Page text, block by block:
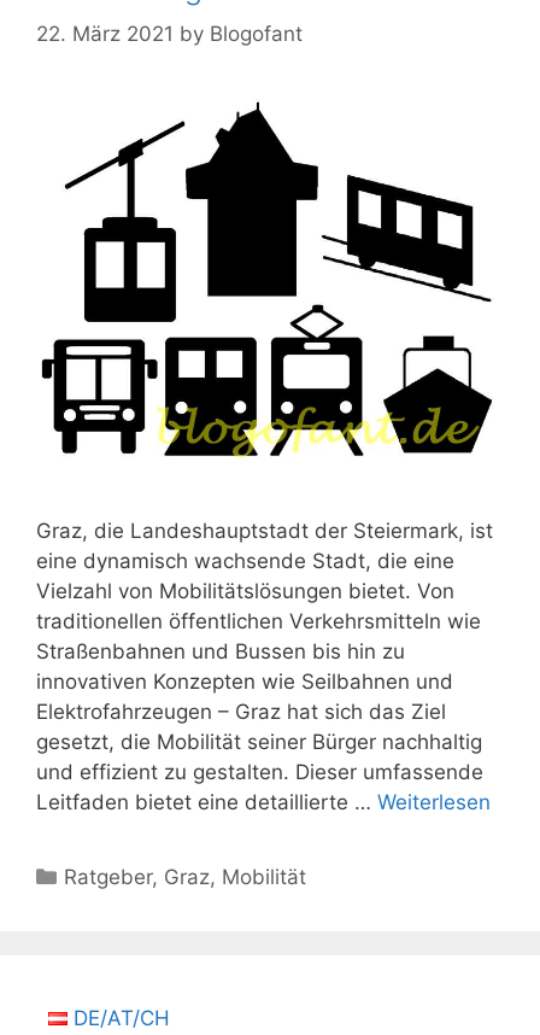
22. März 2021 by Blogofant
Graz, die Landeshauptstadt der Steiermark, ist
eine dynamisch wachsende Stadt, die eine
Vielzahl von Mobilitätslösungen bietet. Von
traditionellen öffentlichen Verkehrsmitteln wie
Straßenbahnen und Bussen bis hin zu
innovativen Konzepten wie Seilbahnen und
Elektrofahrzeugen – Graz hat sich das Ziel
gesetzt, die Mobilität seiner Bürger nachhaltig
und effizient zu gestalten. Dieser umfassende
Leitfaden bietet eine detaillierte … Weiterlesen
Kategorien
Ratgeber, Graz, Mobilität
DE/AT/CH